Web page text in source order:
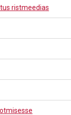
ristmeedias